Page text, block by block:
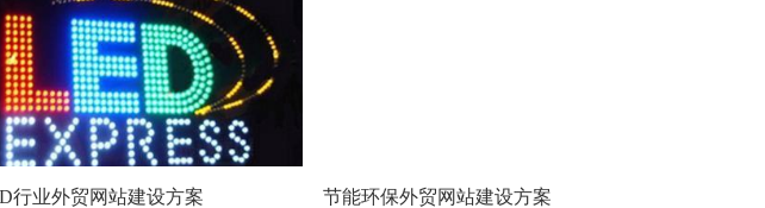
行业外贸网站建设方案 节能环保外贸网站建设方案